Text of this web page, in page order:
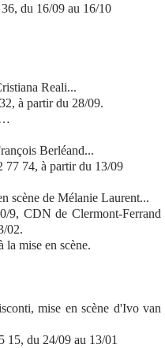
du 16/09 au 16/10
Reali...
à partir du 28/09.
Berléand...
77 74, à partir du 13/09
de Mélanie Laurent...
9, CDN de Clermont-Ferrand
02.
la mise en scène.
mise en scène d'Ivo van
15, du 24/09 au 13/01